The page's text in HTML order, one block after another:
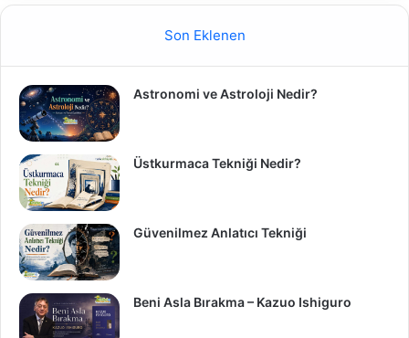
Son Eklenen
Astronomi ve Astroloji Nedir?
Üstkurmaca Tekniği Nedir?
Güvenilmez Anlatıcı Tekniği
Beni Asla Bırakma – Kazuo Ishiguro